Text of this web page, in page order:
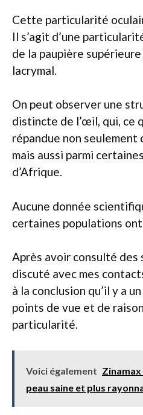
Cette particularité
Il s’agit d’une
de la paupière
lacrymal.
On peut observer une
distincte de l’œil, qui, ce
répandue non seulement
mais aussi parmi
d’Afrique.
Aucune donnée
certaines populations ont
Après avoir consulté des
discuté avec mes
à la conclusion qu’il y a
points de vue et de
particularité.
Voici également Zinamax
peau saine et plus